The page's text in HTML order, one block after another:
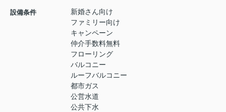
設備条件
新婚さん向け
ファミリー向け
キャンペーン
仲介手数料無料
フローリング
バルコニー
ルーフバルコニー
都市ガス
公営水道
公共下水